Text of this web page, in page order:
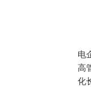
电
高
化